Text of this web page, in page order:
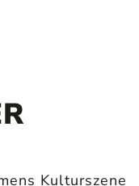
Kulturszene